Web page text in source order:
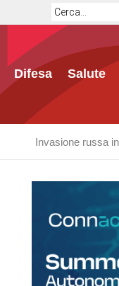
Difesa Salute
Invasione russa